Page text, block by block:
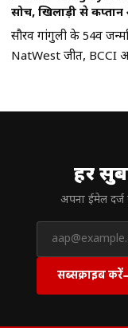
सोच, खिलाड़ी से
सौरव गांगुली के 54वें
NatWest जीत, BCCI
हर
अपना ईमेल
सब्सक्राइब करें